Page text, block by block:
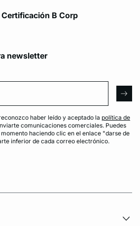
Certificación B Corp
newsletter
haber leído y aceptado la política de
comunicaciones comerciales. Puedes
haciendo clic en el enlace "darse de
inferior de cada correo electrónico.